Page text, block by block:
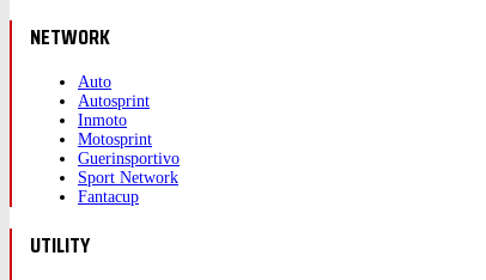
NETWORK
Auto
Autosprint
Inmoto
Motosprint
Guerinsportivo
Sport Network
Fantacup
UTILITY